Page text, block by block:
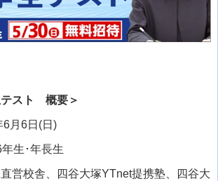
テスト 概要＞
6月 6日 (日 )
年生･年長生
営校舎、四谷大塚YTnet提携塾、四谷大